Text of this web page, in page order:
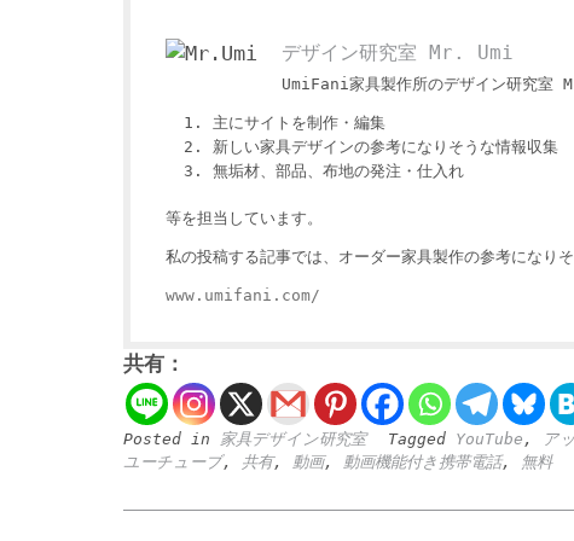
デザイン研究室 Mr. Umi
UmiFani家具製作所のデザイン研究室
主にサイトを制作・編集
新しい家具デザインの参考になりそうな情報収集
無垢材、部品、布地の発注・仕入れ
等を担当しています。
私の投稿する記事では、オーダー家具製作の参考になり
www.umifani.com/
共有：
Posted in 家具デザイン研究室 Tagged YouTube , ア
ユーチューブ, 共有, 動画, 動画機能付き携帯電話, 無料